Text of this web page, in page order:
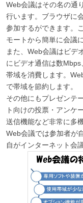
Web会議はその名の通
行います。ブラウザに
参加するができます。
モートから簡単に会議
また、Web会議はビデ
にビデオ通信は数
帯域を消費します。
で帯域を節約します。
その他にもプレゼンテ
ト向けの投票・アンケ
送信機能など非常に多
Web会議では参加者が
自がインターネット会